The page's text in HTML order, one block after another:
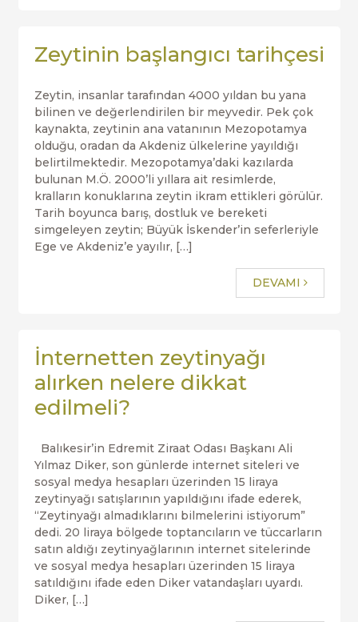
Zeytinin başlangıcı tarihçesi
Zeytin, insanlar tarafından 4000 yıldan bu yana
bilinen ve değerlendirilen bir meyvedir. Pek çok
kaynakta, zeytinin ana vatanının Mezopotamya
olduğu, oradan da Akdeniz ülkelerine yayıldığı
belirtilmektedir. Mezopotamya’daki kazılarda
bulunan M.Ö. 2000’li yıllara ait resimlerde,
kralların konuklarına zeytin ikram ettikleri görülür.
Tarih boyunca barış, dostluk ve bereketi
simgeleyen zeytin; Büyük İskender’in seferleriyle
Ege ve Akdeniz’e yayılır, […]
DEVAMI
İnternetten zeytinyağı
alırken nelere dikkat
edilmeli?
Balıkesir’in Edremit Ziraat Odası Başkanı Ali
Yılmaz Diker, son günlerde internet siteleri ve
sosyal medya hesapları üzerinden 15 liraya
zeytinyağı satışlarının yapıldığını ifade ederek,
“Zeytinyağı almadıklarını bilmelerini istiyorum”
dedi. 20 liraya bölgede toptancıların ve tüccarların
satın aldığı zeytinyağlarının internet sitelerinde
ve sosyal medya hesapları üzerinden 15 liraya
satıldığını ifade eden Diker vatandaşları uyardı.
Diker, […]